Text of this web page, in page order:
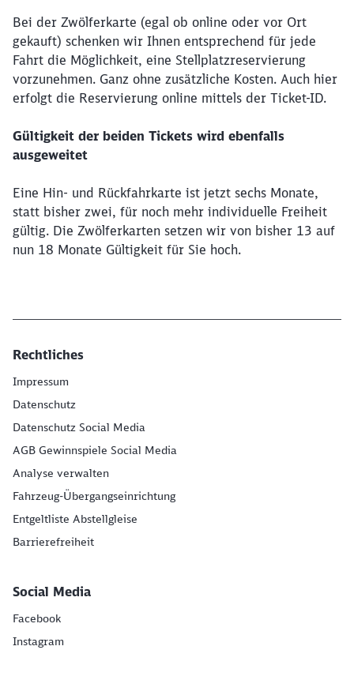
Bei der Zwölferkarte (egal ob online oder vor Ort
gekauft) schenken wir Ihnen entsprechend für jede
Fahrt die Möglichkeit, eine Stellplatzreservierung
vorzunehmen. Ganz ohne zusätzliche Kosten. Auch hier
erfolgt die Reservierung online mittels der Ticket-ID.
Gültigkeit der beiden Tickets wird ebenfalls
ausgeweitet
Eine Hin- und Rückfahrkarte ist jetzt sechs Monate,
statt bisher zwei, für noch mehr individuelle Freiheit
gültig. Die Zwölferkarten setzen wir von bisher 13 auf
nun 18 Monate Gültigkeit für Sie hoch.
Rechtliches
Impressum
Datenschutz
Datenschutz Social Media
AGB Gewinnspiele Social Media
Analyse verwalten
Fahrzeug-Übergangseinrichtung
Entgeltliste Abstellgleise
Barrierefreiheit
Social Media
Facebook
Instagram
Abbrechen Weiter